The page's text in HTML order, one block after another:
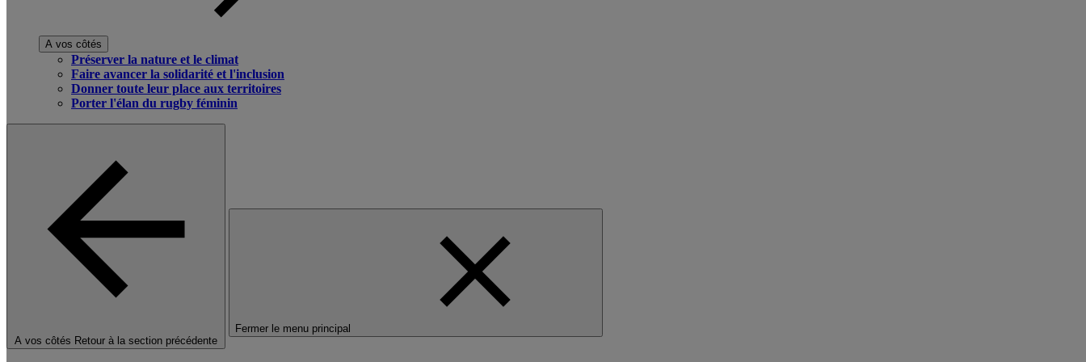
A vos côtés
Préserver la nature et le climat
Faire avancer la solidarité et l'inclusion
Donner toute leur place aux territoires
Porter l'élan du rugby féminin
A vos côtés Retour à la section précédente
Fermer le menu principal